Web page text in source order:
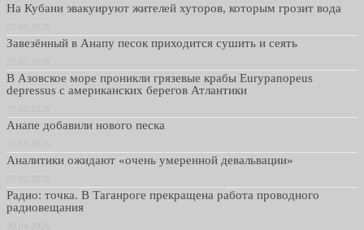
На Кубани эвакуируют жителей хуторов, которым грозит вода
Завезённый в Анапу песок приходится сушить и сеять
В Азовское море проникли грязевые крабы Eurypanopeus
depressus с американских берегов Атлантики
Анапе добавили нового песка
Аналитики ожидают «очень умеренной девальвации»
Радио: точка. В Таганроге прекращена работа проводного
радиовещания